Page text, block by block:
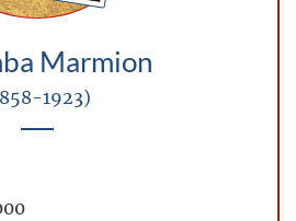
Marmion
1923)